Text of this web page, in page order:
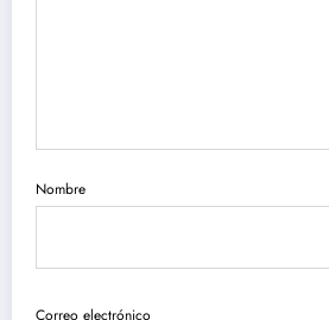
Nombre
Correo electrónico